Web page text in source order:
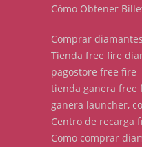
Cómo Obtener
Comprar
Tienda free fire
pagostore free fire
tienda ganera free
ganera launcher,
Centro de recarga
Como comprar